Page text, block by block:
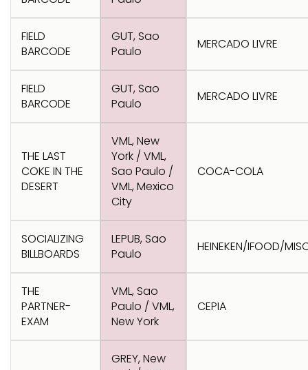
Transformation
Commerce
Creative
Effectiveness
for Music
for Sport
Film
Pharma
Creative
Transformation
Creative
Commerce
Entertainment
Entertainment
for Music
for Sport
Luxury
Media
FIELD
BARCODE
GUT, Sao
Paulo
MERCADO LIVRE
FIELD
BARCODE
GUT, Sao
Paulo
MERCADO LIVRE
THE LAST
COKE IN THE
DESERT
VML, New
York / VML,
Sao Paulo /
VML, Mexico
City
COCA-COLA
SOCIALIZING
BILLBOARDS
LEPUB, Sao
Paulo
HEINEKEN/IFOOD/
THE
PARTNER-
EXAM
VML, Sao
Paulo / VML,
New York
CEPIA
GREY, New